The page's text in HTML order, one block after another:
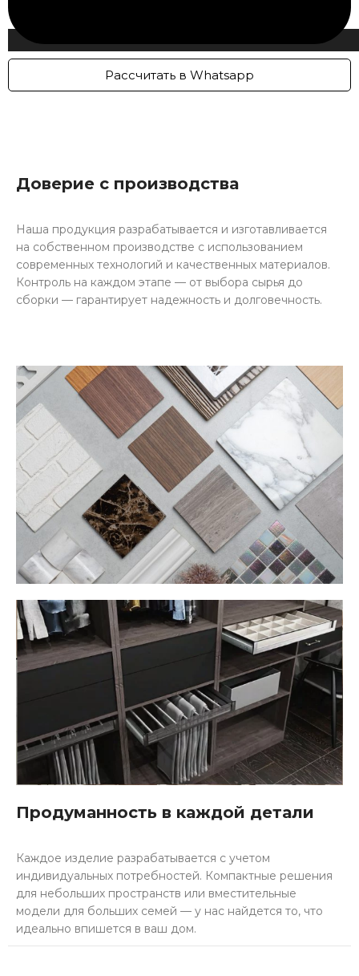
Рассчитать в Whatsapp
Доверие с производства
Наша продукция разрабатывается и изготавливается
на собственном производстве с использованием
современных технологий и качественных материалов.
Контроль на каждом этапе — от выбора сырья до
сборки — гарантирует надежность и долговечность.
Продуманность в каждой детали
Каждое изделие разрабатывается с учетом
индивидуальных потребностей. Компактные решения
для небольших пространств или вместительные
модели для больших семей — у нас найдется то, что
идеально впишется в ваш дом.